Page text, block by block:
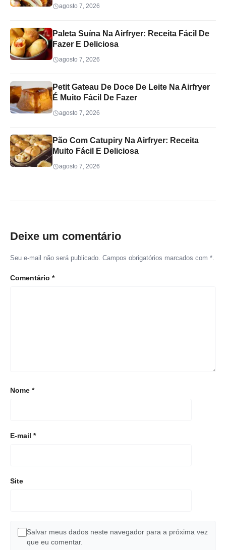
agosto 7, 2026
Paleta Suína Na Airfryer: Receita Fácil De
Fazer E Deliciosa
agosto 7, 2026
Petit Gateau De Doce De Leite Na Airfryer
É Muito Fácil De Fazer
agosto 7, 2026
Pão Com Catupiry Na Airfryer: Receita
Muito Fácil E Deliciosa
agosto 7, 2026
Deixe um comentário
Seu e-mail não será publicado. Campos obrigatórios marcados com *.
Comentário *
Nome *
E-mail *
Site
Salvar meus dados neste navegador para a próxima vez
que eu comentar.